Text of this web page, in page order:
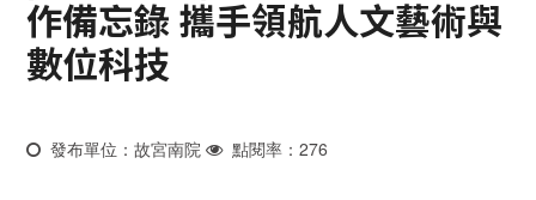
作備忘錄 攜手領航人文藝術與
數位科技
發布單位：故宮南院 點閱率：276